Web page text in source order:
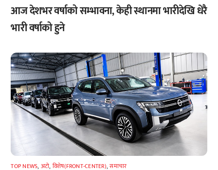
आज देशभर वर्षाको सम्भावना, केही स्थानमा भारीदेखि धेरै
भारी वर्षाको हुने
TOP NEWS, अटाे, विशेष(FRONT-CENTER),समाचार